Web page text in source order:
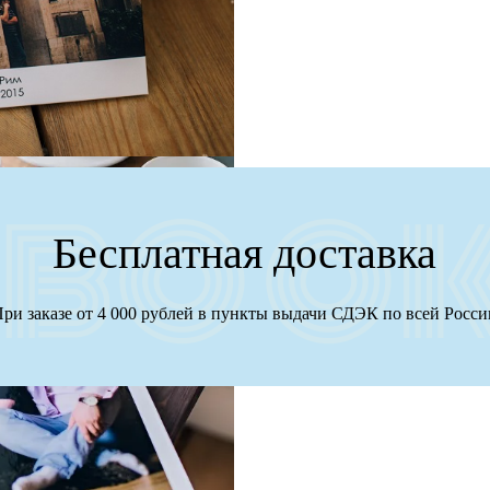
Бесплатная доставка
заказе от 4 000 рублей в пункты выдачи СДЭК по всей